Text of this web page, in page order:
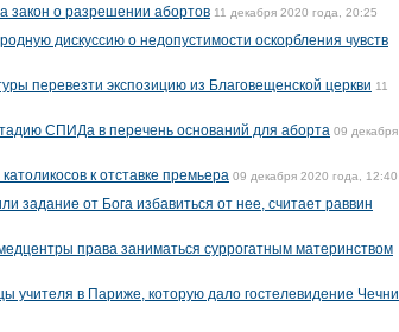
закон о разрешении абортов 11 декабря 2020 года, 20:25
дискуссию о недопустимости оскорбления чувств
перевезти экспозицию из Благовещенской церкви 11
СПИДа в перечень оснований для аборта 09 декабря
к отставке премьера 09 декабря 2020 года, 12:40
задание от Бога избавиться от нее, считает раввин
права заниматься суррогатным материнством
учителя в Париже, которую дало гостелевидение Чечни